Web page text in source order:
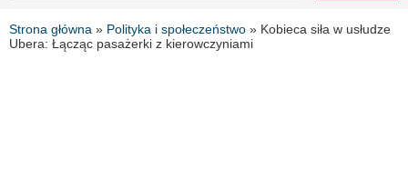
Strona główna » Polityka i społeczeństwo » Kobieca siła w usłudze
Ubera: Łącząc pasażerki z kierowczyniami